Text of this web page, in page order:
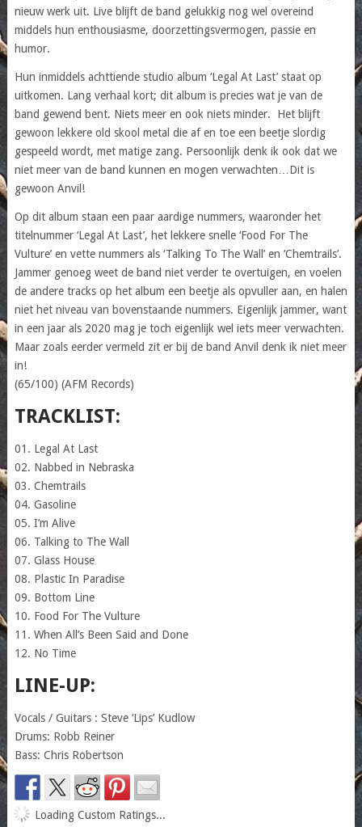
nieuw werk uit. Live blijft de band gelukkig nog wel overeind
middels hun enthousiasme, doorzettingsvermogen, passie en
humor.
Hun inmiddels achttiende studio album ‘Legal At Last’ staat op
uitkomen. Lang verhaal kort; dit album is precies wat je van de
band gewend bent. Niets meer en ook niets minder. Het blijft
gewoon lekkere old skool metal die af en toe een beetje slordig
gespeeld wordt, met matige zang. Persoonlijk denk ik ook dat we
niet meer van de band kunnen en mogen verwachten…Dit is
gewoon Anvil!
Op dit album staan een paar aardige nummers, waaronder het
titelnummer ‘Legal At Last’, het lekkere snelle ‘Food For The
Vulture’ en vette nummers als ‘Talking To The Wall’ en ‘Chemtrails’.
Jammer genoeg weet de band niet verder te overtuigen, en voelen
de andere tracks op het album een beetje als opvuller aan, en halen
niet het niveau van bovenstaande nummers. Eigenlijk jammer, want
in een jaar als 2020 mag je toch eigenlijk wel iets meer verwachten.
Maar zoals eerder vermeld zit er bij de band Anvil denk ik niet meer
in!
(65/100) (AFM Records)
TRACKLIST:
01. Legal At Last
02. Nabbed in Nebraska
03. Chemtrails
04. Gasoline
05. I’m Alive
06. Talking to The Wall
07. Glass House
08. Plastic In Paradise
09. Bottom Line
10. Food For The Vulture
11. When All’s Been Said and Done
12. No Time
LINE-UP:
Vocals / Guitars : Steve ‘Lips’ Kudlow
Drums: Robb Reiner
Bass: Chris Robertson
Loading Custom Ratings...